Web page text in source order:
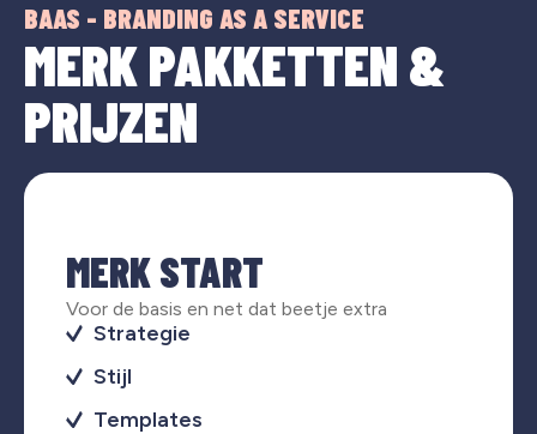
BAAS - BRANDING AS A SERVICE
MERK PAKKETTEN &
PRIJZEN
MERK START
Voor de basis en net dat beetje extra
Strategie
Stijl
Templates